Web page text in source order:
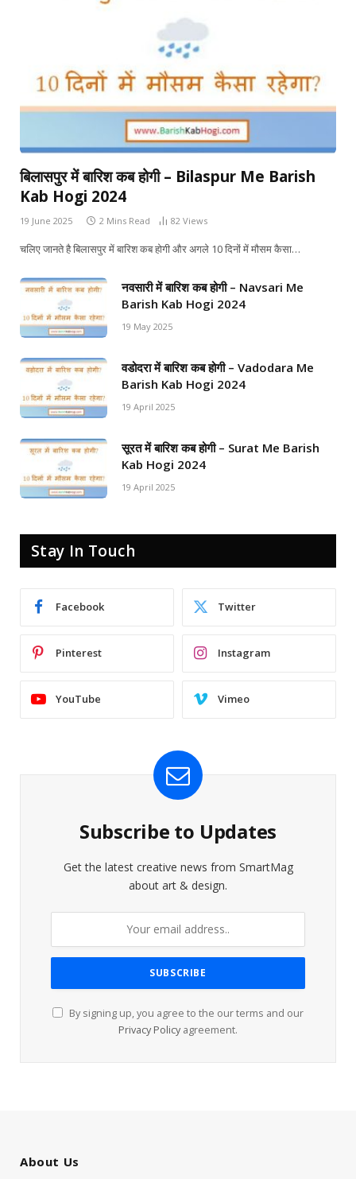
बिलासपुर में बारिश कब होगी – Bilaspur Me Barish
Kab Hogi 2024
19 June 2025 2 Mins Read 82 Views
चलिए जानते है बिलासपुर में बारिश कब होगी और अगले 10 दिनों में मौसम कैसा…
नवसारी में बारिश कब होगी – Navsari Me
Barish Kab Hogi 2024
19 May 2025
वडोदरा में बारिश कब होगी – Vadodara Me
Barish Kab Hogi 2024
19 April 2025
सूरत में बारिश कब होगी – Surat Me Barish
Kab Hogi 2024
19 April 2025
Stay In Touch
Facebook Twitter
Pinterest Instagram
YouTube Vimeo
Subscribe to Updates
Get the latest creative news from SmartMag
about art & design.
By signing up, you agree to the our terms and our
Privacy Policy agreement.
About Us